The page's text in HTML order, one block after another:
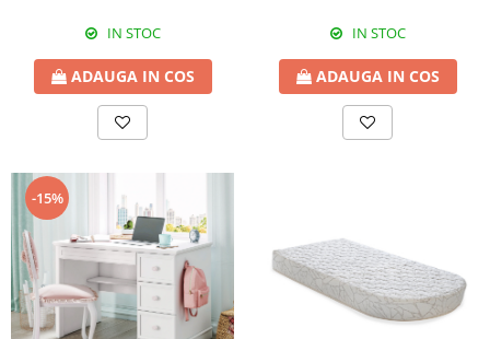
IN STOC
ADAUGA IN COS
IN STOC
ADAUGA IN COS
-15%